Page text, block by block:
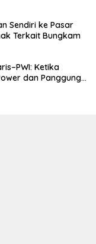
Sendiri ke Pasar
Terkait Bungkam
Ketika
dan Panggung